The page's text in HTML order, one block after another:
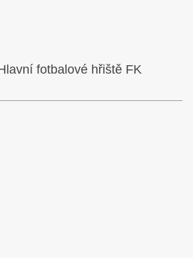
fotbalové hřiště FK